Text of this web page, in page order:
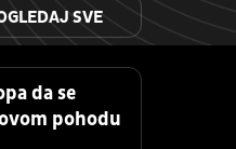
SVE
da se
pohodu